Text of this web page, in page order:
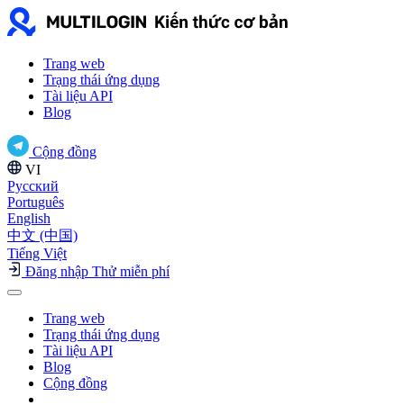
Trang web
Trạng thái ứng dụng
Tài liệu API
Blog
Cộng đồng
VI
Русский
Português
English
中文 (中国)
Tiếng Việt
Đăng nhập Thử miễn phí
Trang web
Trạng thái ứng dụng
Tài liệu API
Blog
Cộng đồng